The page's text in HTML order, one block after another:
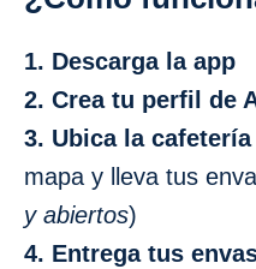
1. Descarga la app
2. Crea tu perfil de
3. Ubica la
mapa y lleva tus
y abiertos)
4. Entrega tus